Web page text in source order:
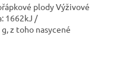
plody Výživové
1662kJ /
z toho nasycené